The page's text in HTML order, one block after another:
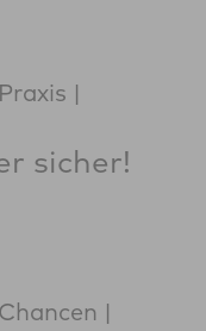
sicher!